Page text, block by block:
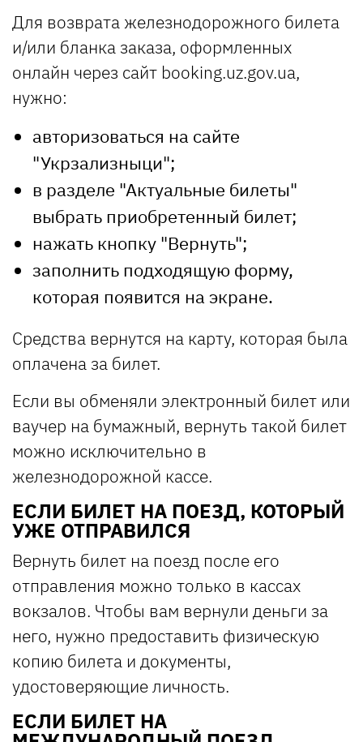
Для возврата железнодорожного билета
и/или бланка заказа, оформленных
онлайн через сайт booking.uz.gov.ua,
нужно:
авторизоваться на сайте
"Укрзализныци";
в разделе "Актуальные билеты"
выбрать приобретенный билет;
нажать кнопку "Вернуть";
заполнить подходящую форму,
которая появится на экране.
Средства вернутся на карту, которая была
оплачена за билет.
Если вы обменяли электронный билет или
ваучер на бумажный, вернуть такой билет
можно исключительно в
железнодорожной кассе.
ЕСЛИ БИЛЕТ НА ПОЕЗД, КОТОРЫЙ
УЖЕ ОТПРАВИЛСЯ
Вернуть билет на поезд после его
отправления можно только в кассах
вокзалов. Чтобы вам вернули деньги за
него, нужно предоставить физическую
копию билета и документы,
удостоверяющие личность.
ЕСЛИ БИЛЕТ НА